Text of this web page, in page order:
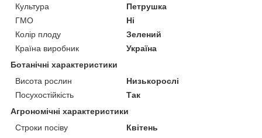
Культура
Петрушка
ГМО
Ні
Колір плоду
Зелений
Країна виробник
Україна
Ботанічні характеристики
Висота рослин
Низькорослі
Посухостійкість
Так
Агрономічні характеристики
Строки посіву
Квітень